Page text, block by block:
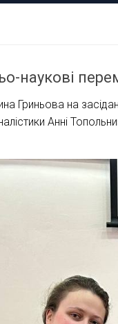
наукові
Гриньова на
Анні